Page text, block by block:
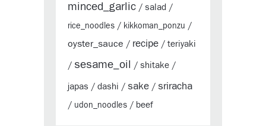
minced_garlic / salad /
rice_noodles / kikkoman_ponzu /
oyster_sauce / recipe / teriyaki
/ sesame_oil / shitake /
japas / dashi / sake / sriracha
/ udon_noodles / beef